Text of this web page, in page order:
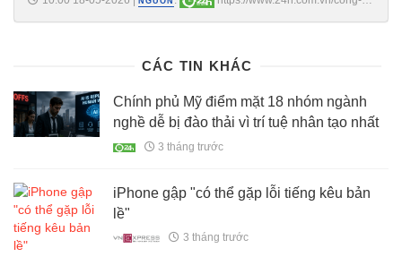
CÁC TIN KHÁC
Chính phủ Mỹ điểm mặt 18 nhóm ngành
nghề dễ bị đào thải vì trí tuệ nhân tạo nhất
3 tháng trước
iPhone gập "có thể gặp lỗi tiếng kêu bản
lề"
3 tháng trước